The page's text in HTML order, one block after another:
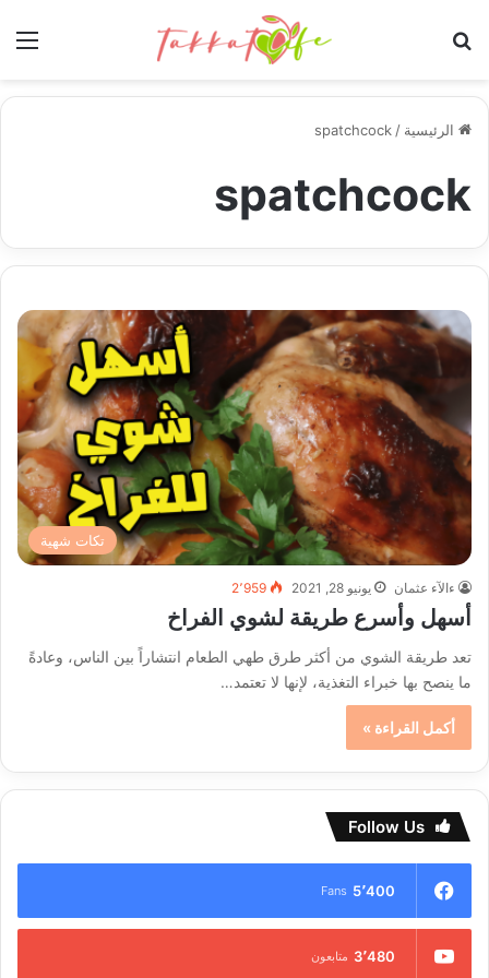
الرئيسية /
spatchcock
spatchcock
تكات شهية
ءالآء عثمان يونيو 28, 2021 2٬959
أسهل وأسرع طريقة لشوي الفراخ
تعد طريقة الشوي من أكثر طرق طهي الطعام انتشاراً بين الناس، وعادةً
ما ينصح بها خبراء التغذية، لإنها لا تعتمد…
أكمل القراءة »
Follow Us
5٬400 Fans
3٬480 متابعون